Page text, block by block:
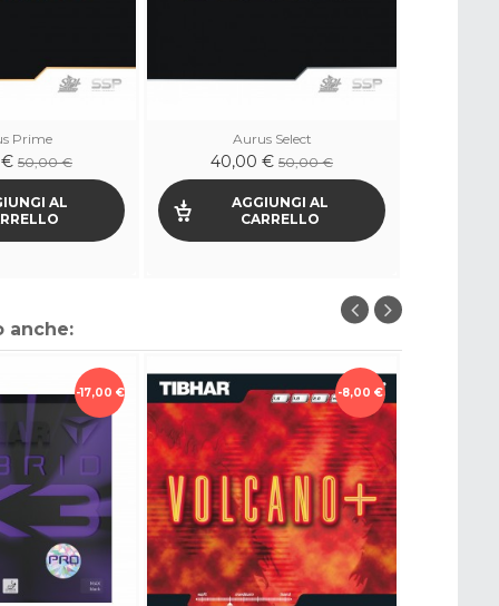
Prime
50,00 €
AL
Aurus Select
40,00 € 50,00 €
AGGIUNGI AL
CARRELLO
anche:
-17,00 € -8,00 €